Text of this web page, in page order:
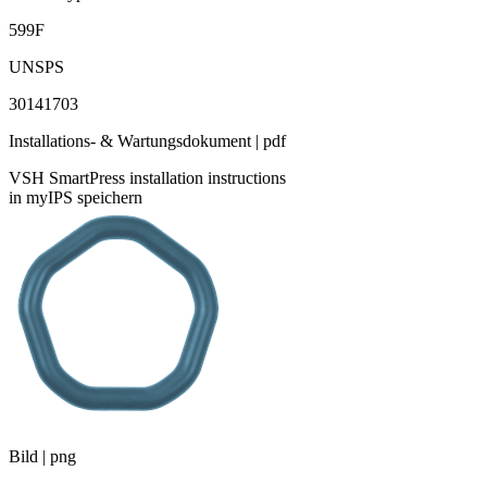
599F
UNSPS
30141703
Installations- & Wartungsdokument | pdf
VSH SmartPress installation instructions
in myIPS speichern
Bild | png